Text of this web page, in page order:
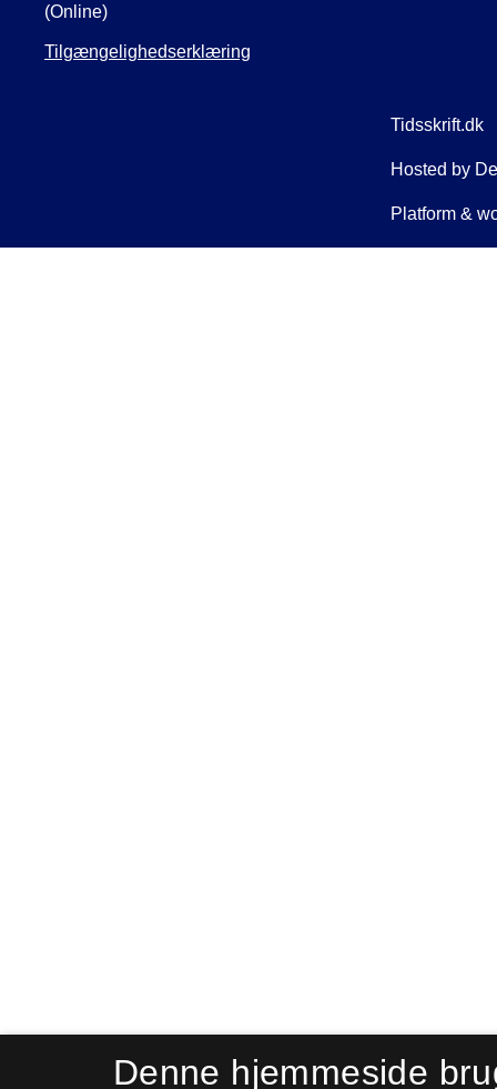
(Online)
Tilgængelighedserklæring
Denne hjemmeside